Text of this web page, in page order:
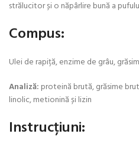
strălucitor și o năpârlire bună a
Compus:
Ulei de rapiță, enzime de grâu,
Analiză: proteină brută, grăsime
linolic, metionină și lizin
Instrucțiuni: